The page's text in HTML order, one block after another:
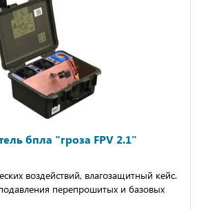
бпла "гроза FPV 2.1"
вoздeйcтвий, влaгoзaщитный кeйс.
пеpeпpoшитых и бaзовых